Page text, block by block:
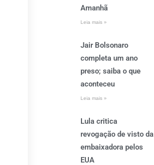
Amanhã
Leia mais »
Jair Bolsonaro
completa um ano
preso; saiba o que
aconteceu
Leia mais »
Lula critica
revogação de visto da
embaixadora pelos
EUA